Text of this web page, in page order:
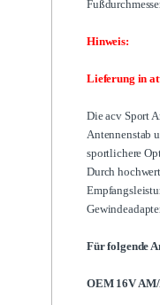
Hinweis:
Lieferung in
Die acv Sport
Antennenstab
sportlichere
Durch
Für folgende
OEM 16V